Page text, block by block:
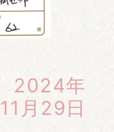
2024年
11月29日